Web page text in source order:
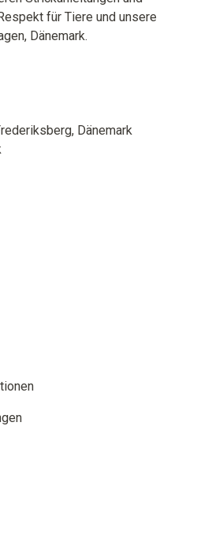
für Tiere und unsere
Dänemark.
Dänemark